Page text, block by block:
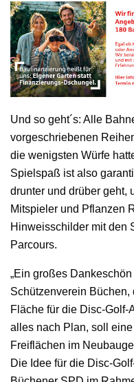
Und so geht´s: Alle
vorgeschriebenen
die wenigsten Würfe
Spielspaß ist also
drunter und drüber geht,
Mitspieler und Pflanzen
Hinweisschilder mit den
Parcours.
„Ein großes
Schützenverein
Fläche für die Disc-Golf-
alles nach Plan, soll
Freiflächen im
Die Idee für die Disc-